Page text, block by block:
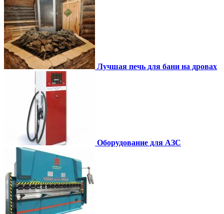
Лучшая печь для бани на дровах
Оборудование для АЗС